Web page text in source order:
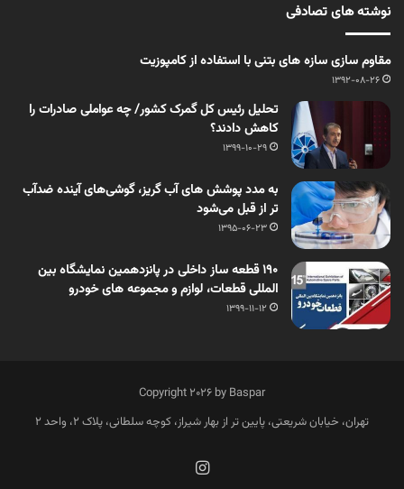
نوشته های تصادفی
مقاوم سازی سازه های بتنی با استفاده از کامپوزیت
1392-08-26
تحلیل رئیس کل گمرک کشور/ چه عواملی صادرات را
کاهش دادند؟
1399-10-29
به مدد پوشش های آب گریز، گوشی‌های آینده ضدآب
تر از قبل می‌شود
1395-06-23
190 قطعه ساز داخلی در پانزدهمین نمایشگاه بین
المللی قطعات، لوازم و مجموعه های خودرو
1399-11-12
Copyright 2026 by Baspar
تهران، خیابان شریعتی، پایین تر از بهار شیراز، کوچه سلطانی، پلاک 2، واحد 2